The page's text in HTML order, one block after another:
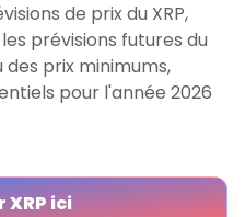
de prix du XRP,
prévisions futures du
des prix minimums,
pour l'année 2026
ici